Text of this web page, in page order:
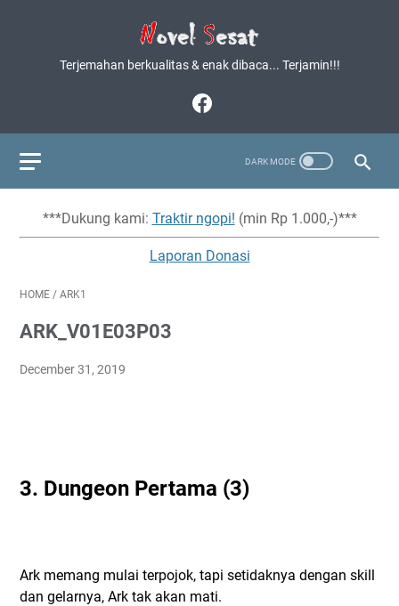
Terjemahan berkualitas & enak dibaca... Terjamin!!!
***Dukung kami: Traktir ngopi! (min Rp 1.000,-)***
Laporan Donasi
HOME / ARK1
ARK_V01E03P03
December 31, 2019
3. Dungeon Pertama (3)
Ark memang mulai terpojok, tapi setidaknya dengan skill
dan gelarnya, Ark tak akan mati.